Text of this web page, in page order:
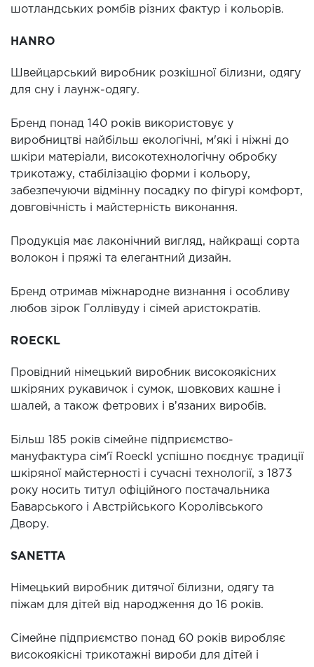
шотландських ромбів різних фактур і кольорів.
HANRO
Швейцарський виробник розкішної білизни, одягу
для сну і лаунж-одягу.
Бренд понад 140 років використовує у
виробництві найбільш екологічні, м'які і ніжні до
шкіри матеріали, високотехнологічну обробку
трикотажу, стабілізацію форми і кольору,
забезпечуючи відмінну посадку по фігурі комфорт,
довговічність і майстерність виконання.
Продукція має лаконічний вигляд, найкращі сорта
волокон і пряжі та елегантний дизайн.
Бренд отримав міжнародне визнання і особливу
любов зірок Голлівуду і сімей аристократів.
ROECKL
Провідний німецький виробник високоякісних
шкіряних рукавичок і сумок, шовкових кашне і
шалей, а також фетрових і вʼязаних виробів.
Більш 185 років сімейне підприємство-
мануфактура сім'ї Roeckl успішно поєднує традиції
шкіряної майстерності і сучасні технології, з 1873
року носить титул офіційного постачальника
Баварського і Австрійського Королівського
Двору.
SANETTA
Німецький виробник дитячої білизни, одягу та
піжам для дітей від народження до 16 років.
Сімейне підприємство понад 60 років виробляє
високоякісні трикотажні вироби для дітей і